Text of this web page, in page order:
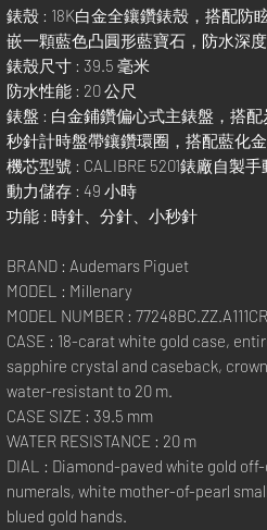
錶殼 : 18K白金全鑲鑽錶殼，搭配防
嵌一顆藍色凸圓形藍寶石，防水深
錶殼尺寸 : 39.5 毫米
防水性能 : 20 公尺
錶盤 : 白金鋪鑽偏心式主錶盤，搭
秒針計時盤帶鑲鑽環圈，搭配藍化金
機芯型號 : CALIBRE 5201錶廠自製
動力儲存 : 49 小時
功能 : 時針、分針、小秒針
BRAND : Audemars Piguet
MODEL : Millenary
MODEL NUMBER :
CASE : 18-carat white gold case,
sapphire crystal and caseback,
water-resistant to 20 m.
CASE SIZE : 39.5 mm
WATER RESISTANCE : 20 m
DIAL : Diamond-paved white gold
numerals, white mother-of-pearl
blued gold hands.